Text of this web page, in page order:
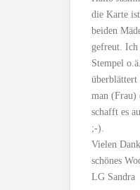
die Karte
beiden
gefreut. Ich
Stempel
man (Frau)
schafft es
;-).
Vielen
schönes
LG Sandra